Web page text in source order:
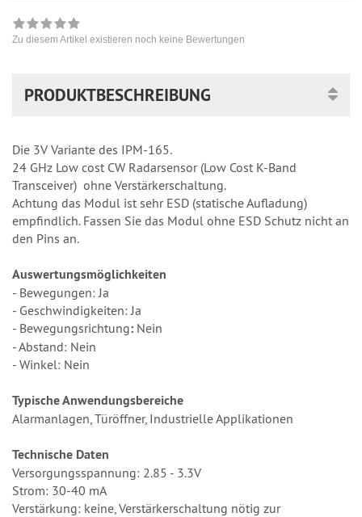
Zu diesem Artikel existieren noch keine Bewertungen
PRODUKTBESCHREIBUNG
Die 3V Variante des IPM-165.
24 GHz Low cost CW Radarsensor (Low Cost K-Band
Transceiver) ohne Verstärkerschaltung.
Achtung das Modul ist sehr ESD (statische Aufladung)
empfindlich. Fassen Sie das Modul ohne ESD Schutz nicht an
den Pins an.
Auswertungsmöglichkeiten
- Bewegungen: Ja
- Geschwindigkeiten: Ja
- Bewegungsrichtung: Nein
- Abstand: Nein
- Winkel: Nein
Typische Anwendungsbereiche
Alarmanlagen, Türöffner, Industrielle Applikationen
Technische Daten
Versorgungsspannung: 2.85 - 3.3V
Strom: 30-40 mA
Verstärkung: keine, Verstärkerschaltung nötig zur